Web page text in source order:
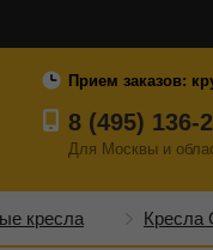
Прием заказов:
8 (495) 136-
Для Москвы и
кресла